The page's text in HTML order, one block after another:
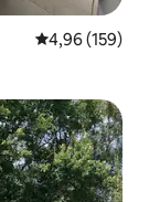
4,96 av 5 i
4,96 (159)